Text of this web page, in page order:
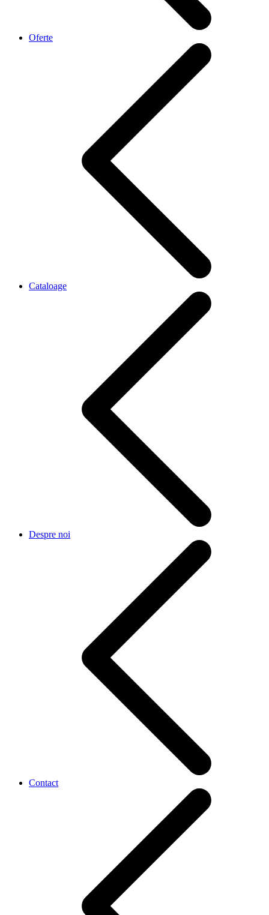
Oferte
Cataloage
Despre noi
Contact